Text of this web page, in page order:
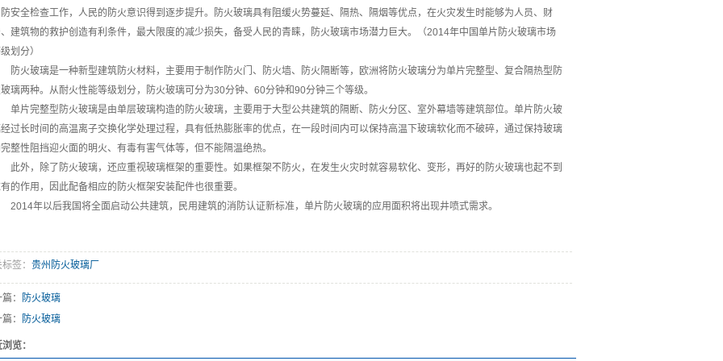
安全检查工作，人民的防火意识得到逐步提升。防火玻璃具有阻缓火势蔓延、隔热、隔烟等优点，在火灾发生时能够为人员、财
建筑物的救护创造有利条件，最大限度的减少损失，备受人民的青睐，防火玻璃市场潜力巨大。（2014年中国单片防火玻璃市场
划分）
防火玻璃是一种新型建筑防火材料，主要用于制作防火门、防火墙、防火隔断等，欧洲将防火玻璃分为单片完整型、复合隔热型防
璃两种。从耐火性能等级划分，防火玻璃可分为30分钟、60分钟和90分钟三个等级。
单片完整型防火玻璃是由单层玻璃构造的防火玻璃，主要用于大型公共建筑的隔断、防火分区、室外幕墙等建筑部位。单片防火玻
过长时间的高温离子交换化学处理过程，具有低热膨胀率的优点，在一段时间内可以保持高温下玻璃软化而不破碎，通过保持玻璃
整性阻挡迎火面的明火、有毒有害气体等，但不能隔温绝热。
此外，除了防火玻璃，还应重视玻璃框架的重要性。如果框架不防火，在发生火灾时就容易软化、变形，再好的防火玻璃也起不到
的作用，因此配备相应的防火框架安装配件也很重要。
2014年以后我国将全面启动公共建筑，民用建筑的消防认证新标准，单片防火玻璃的应用面积将出现井喷式需求。
签： 贵州防火玻璃厂
：
防火玻璃
篇：
防火玻璃
览：